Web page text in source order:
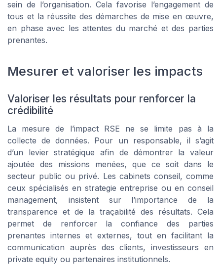
sein de l’organisation. Cela favorise l’engagement de
tous et la réussite des démarches de mise en œuvre,
en phase avec les attentes du marché et des parties
prenantes.
Mesurer et valoriser les impacts
Valoriser les résultats pour renforcer la
crédibilité
La mesure de l’impact RSE ne se limite pas à la
collecte de données. Pour un responsable, il s’agit
d’un levier stratégique afin de démontrer la valeur
ajoutée des missions menées, que ce soit dans le
secteur public ou privé. Les cabinets conseil, comme
ceux spécialisés en strategie entreprise ou en conseil
management, insistent sur l’importance de la
transparence et de la traçabilité des résultats. Cela
permet de renforcer la confiance des parties
prenantes internes et externes, tout en facilitant la
communication auprès des clients, investisseurs en
private equity ou partenaires institutionnels.